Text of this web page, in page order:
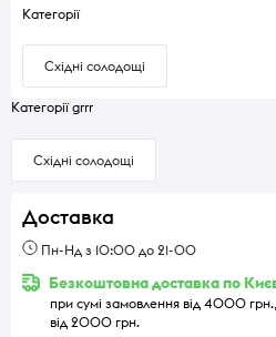
Категорії
Східні солодощі
Категорії grrr
Східні солодощі
Доставка
Пн-Нд з 10:00 до 21-00
Безкоштовна доставка по
при сумі замовлення від 4000
від 2000 грн.